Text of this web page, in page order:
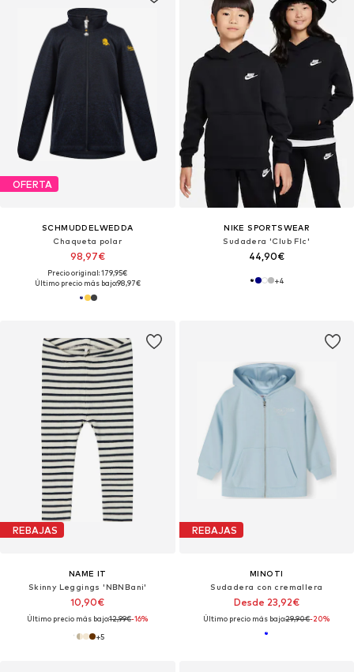
OFERTA
SCHMUDDELWEDDA
Chaqueta polar
98,97€
Precio original: 179,95€
Último precio más bajo:98,97€
NIKE SPORTSWEAR
Sudadera 'Club Flc'
44,90€
+4
REBAJAS
NAME IT
Skinny Leggings 'NBNBani'
10,90€
Último precio más bajo:12,99€-16%
+5
REBAJAS
MINOTI
Sudadera con cremallera
Desde 23,92€
Último precio más bajo:29,90€-20%